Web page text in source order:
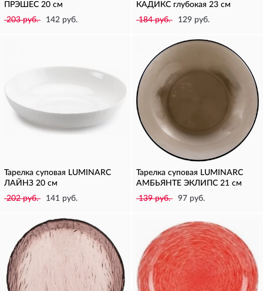
ПРЭШЕС 20 см
203 руб.
142 руб.
КАДИКС глубокая 23 см
184 руб.
129 руб.
Тарелка суповая LUMINARC
ЛАЙНЗ 20 см
202 руб.
141 руб.
Тарелка суповая LUMINARC
АМБЬЯНТЕ ЭКЛИПС 21 см
139 руб.
97 руб.